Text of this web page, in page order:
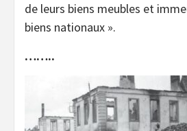
de leurs biens meubles et
biens nationaux ».
……..